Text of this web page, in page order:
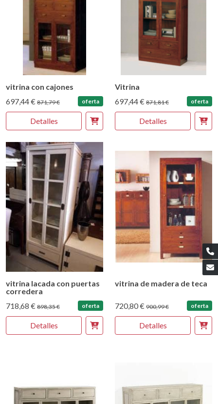
vitrina con cajones
697,44 € 871,79 € oferta
Detalles
Vitrina
697,44 € 871,81 € oferta
Detalles
vitrina lacada con puertas
corredera
718,68 € 898,35 € oferta
Detalles
vitrina de madera de teca
720,80 € 900,99 € oferta
Detalles